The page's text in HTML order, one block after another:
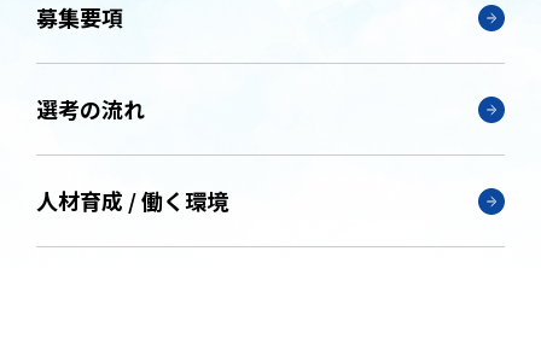
募集要項
選考の流れ
人材育成 / 働く環境